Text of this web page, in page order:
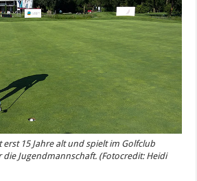
erst 15 Jahre alt und spielt im Golfclub
Jugendmannschaft. (Fotocredit: Heidi